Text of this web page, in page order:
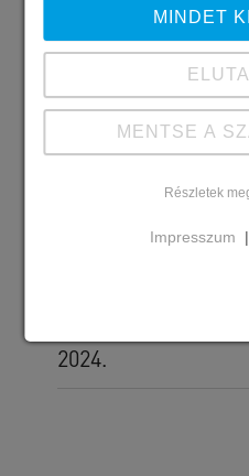
Maroskő -
2024.
MINDET
MENTSE A
Részletek
Impresszum |